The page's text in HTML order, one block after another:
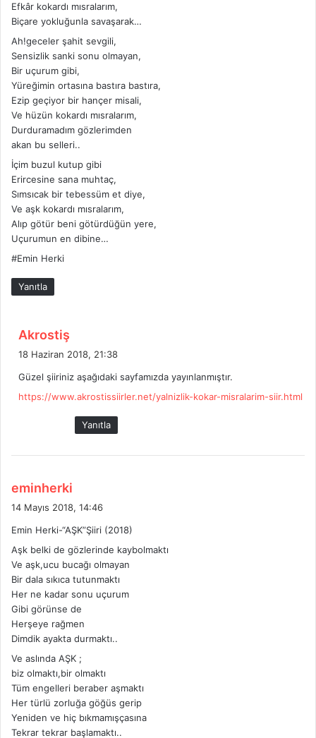
Efkâr kokardı mısralarım,
Biçare yokluğunla savaşarak…
Ah!geceler şahit sevgili,
Sensizlik sanki sonu olmayan,
Bir uçurum gibi,
Yüreğimin ortasına bastıra bastıra,
Ezip geçiyor bir hançer misali,
Ve hüzün kokardı mısralarım,
Durduramadım gözlerimden
akan bu selleri..
İçim buzul kutup gibi
Erircesine sana muhtaç,
Sımsıcak bir tebessüm et diye,
Ve aşk kokardı mısralarım,
Alıp götür beni götürdüğün yere,
Uçurumun en dibine…
#Emin Herki
Yanıtla
Akrostiş
e
i
k
18 Haziran 2018, 21:38
Güzel şiiriniz aşağıdaki sayfamızda yayınlanmıştır.
https://www.akrostissiirler.net/yalnizlik-kokar-misralarim-siir.html
Yanıtla
eminherki
i
k
i
:
14 Mayıs 2018, 14:46
Emin Herki-“AŞK”Şiiri (2018)
Aşk belki de gözlerinde kaybolmaktı
Ve aşk,ucu bucağı olmayan
Bir dala sıkıca tutunmaktı
Her ne kadar sonu uçurum
Gibi görünse de
Herşeye rağmen
Dimdik ayakta durmaktı..
Ve aslında AŞK ;
biz olmaktı,bir olmaktı
Tüm engelleri beraber aşmaktı
Her türlü zorluğa göğüs gerip
Yeniden ve hiç bıkmamışçasına
Tekrar tekrar başlamaktı..